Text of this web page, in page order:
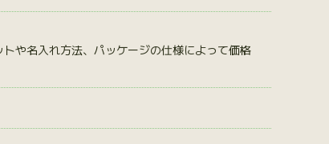
や名入れ方法、パッケージの仕様によって価格